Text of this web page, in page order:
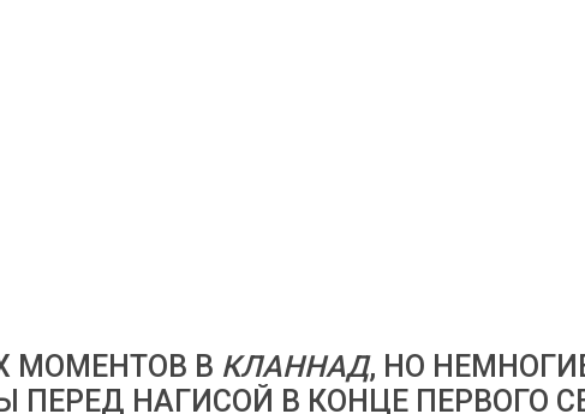
МОМЕНТОВ В КЛАННАД, НО
ПЕРЕД НАГИСОЙ В КОНЦЕ ПЕРВОГО